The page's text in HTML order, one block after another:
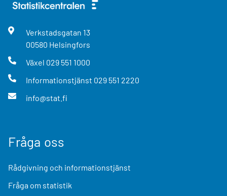
Verkstadsgatan 13
00580 Helsingfors
Växel 029 551 1000
Informationstjänst 029 551 2220
info@stat.fi
Fråga oss
Rådgivning och informationstjänst
Fråga om statistik